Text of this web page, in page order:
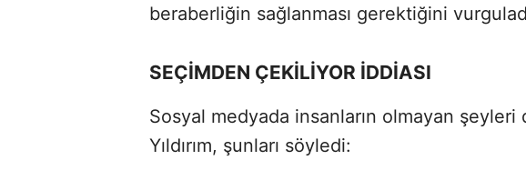
beraberliğin sağlanması gerektiğini
SEÇİMDEN ÇEKİLİYOR İDDİASI
Sosyal medyada insanların olmayan
Yıldırım, şunları söyledi: